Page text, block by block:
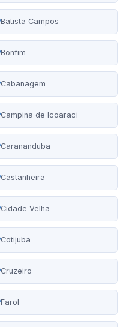
Batista Campos
Bonfim
Cabanagem
Campina de Icoaraci
Carananduba
Castanheira
Cidade Velha
Cotijuba
Cruzeiro
Farol